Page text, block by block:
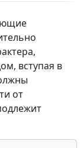
вступая в
от